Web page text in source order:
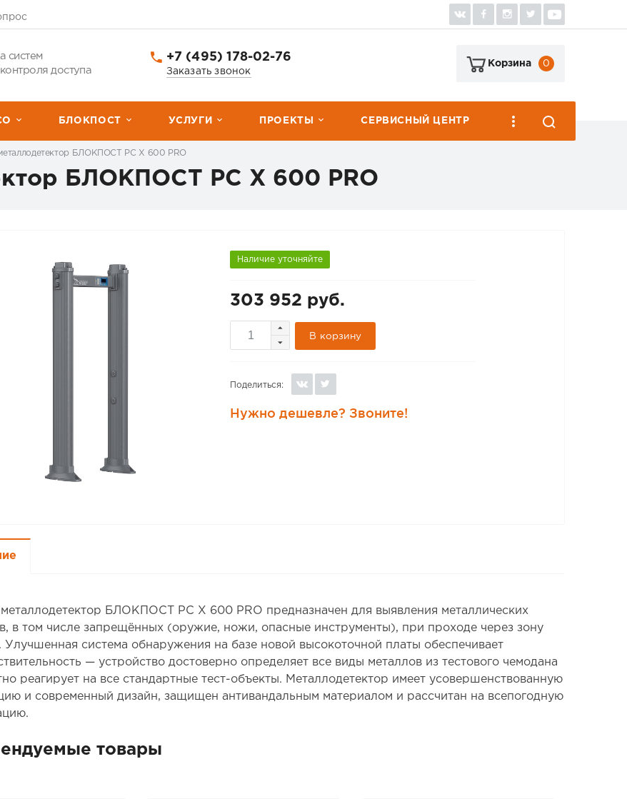
систем
доступа
+7 (495) 178-02-76
Заказать звонок
Корзина 0
БЛОКПОСТ УСЛУГИ ПРОЕКТЫ СЕРВИСНЫЙ ЦЕНТР
БЛОКПОСТ РС X 600 PRO
БЛОКПОСТ РС X 600 PRO
Наличие уточняйте
303 952 руб.
В корзину
Поделиться:
Нужно дешевле? Звоните!
БЛОКПОСТ РС X 600 PRO предназначен для выявления металлических
в том числе запрещённых (оружие, ножи, опасные инструменты), при проходе через зону
Улучшенная система обнаружения на базе новой высокоточной платы обеспечивает
— устройство достоверно определяет все виды металлов из тестового чемодана
реагирует на все стандартные тест-объекты. Металлодетектор имеет усовершенствованную
и современный дизайн, защищен антивандальным материалом и рассчитан на всепогодную
товары